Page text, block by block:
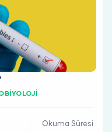
Okuma Süresi